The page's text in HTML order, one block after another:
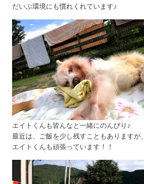
だいぶ環境にも慣れくれています♪
エイトくんも皆んなと一緒にのんびり♪
最近は、ご飯を少し残すこともありますが、
エイトくんも頑張っています！！